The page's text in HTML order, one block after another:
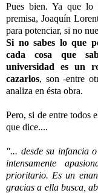
Pues bien. Ya que lo
premisa, Joaquín
para potenciar, si no
Si no sabes lo que
cada cosa que
universidad es un
cazarlos, son -entre
analiza en ésta obra.
Pero, si de entre todos
que dice....
"... desde su infancia
intensamente
prioritario. Es un
gracias a ella busca,